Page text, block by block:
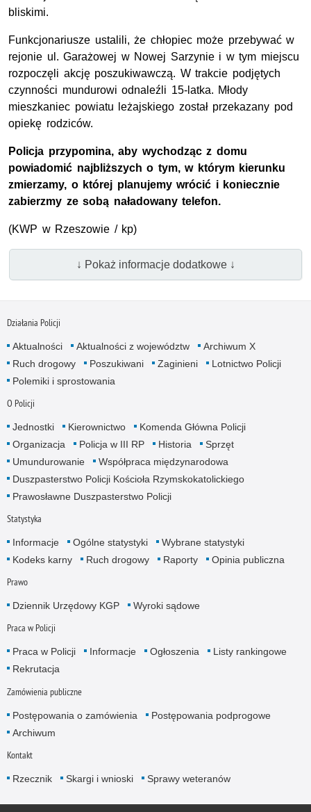
bliskimi.
Funkcjonariusze ustalili, że chłopiec może przebywać w
rejonie ul. Garażowej w Nowej Sarzynie i w tym miejscu
rozpoczęli akcję poszukiwawczą. W trakcie podjętych
czynności mundurowi odnaleźli 15-latka. Młody
mieszkaniec powiatu leżajskiego został przekazany pod
opiekę rodziców.
Policja przypomina, aby wychodząc z domu
powiadomić najbliższych o tym, w którym kierunku
zmierzamy, o której planujemy wrócić i koniecznie
zabierzmy ze sobą naładowany telefon.
(KWP w Rzeszowie / kp)
↓ Pokaż informacje dodatkowe ↓
Działania Policji
Aktualności Aktualności z województw
Archiwum X
Ruch drogowy
Poszukiwani Zaginieni
Lotnictwo Policji
Polemiki i sprostowania
O Policji
Jednostki Kierownictwo
Komenda Główna Policji
Organizacja
Policja w III RP Historia
Sprzęt
Umundurowanie
Współpraca międzynarodowa
Duszpasterstwo Policji Kościoła Rzymskokatolickiego
Prawosławne Duszpasterstwo Policji
Statystyka
Informacje Ogólne statystyki
Wybrane statystyki
Kodeks karny
Ruch drogowy Raporty Opinia publiczna
Prawo
Dziennik Urzędowy KGP Wyroki sądowe
Praca w Policji
Praca w Policji Informacje Ogłoszenia
Listy rankingowe
Rekrutacja
Zamówienia publiczne
Postępowania o zamówienia
Postępowania podprogowe
Archiwum
Kontakt
Rzecznik Skargi i wnioski Sprawy weteranów